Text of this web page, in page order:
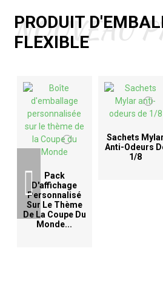
PRODUIT
FLEXIBLE
NOUVEAU
Pack
D'affichage
Personnalisé
Sur Le Thème
De La Coupe Du
Monde...
Sachets Mylar
Anti-Odeurs
1/8